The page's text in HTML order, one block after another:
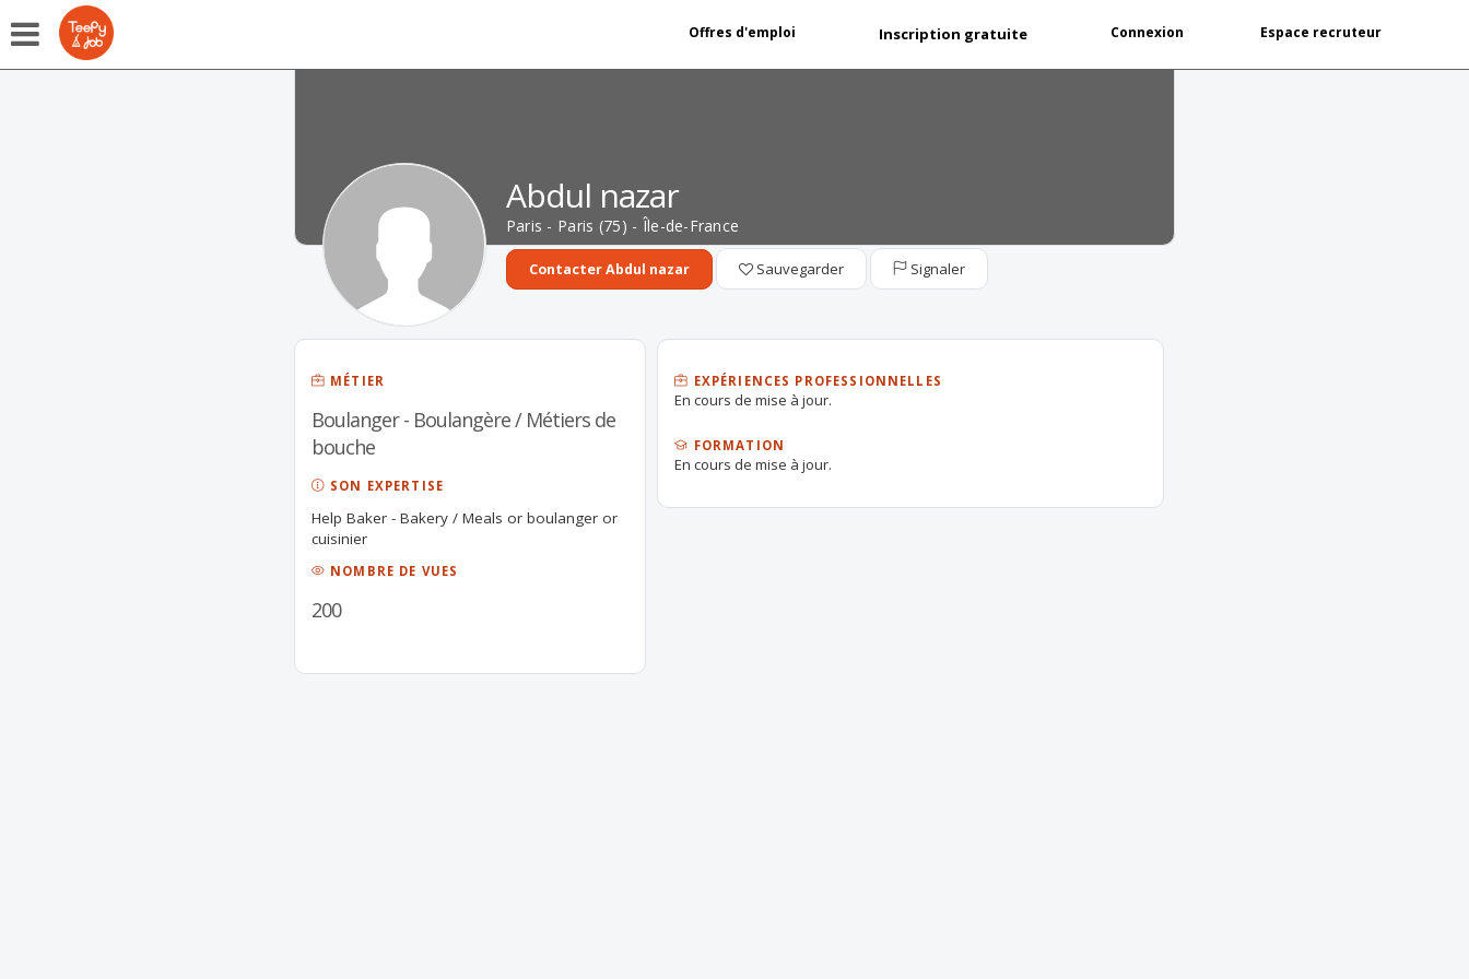
Offres d'emploi Inscription gratuite Connexion Espace recruteur
Abdul nazar
Paris - Paris (75) - Île-de-France
Contacter Abdul nazar Sauvegarder Signaler
MÉTIER
Boulanger - Boulangère / Métiers de
bouche
SON EXPERTISE
Help Baker - Bakery / Meals or boulanger or
cuisinier
NOMBRE DE VUES
200
EXPÉRIENCES PROFESSIONNELLES
En cours de mise à jour.
FORMATION
En cours de mise à jour.